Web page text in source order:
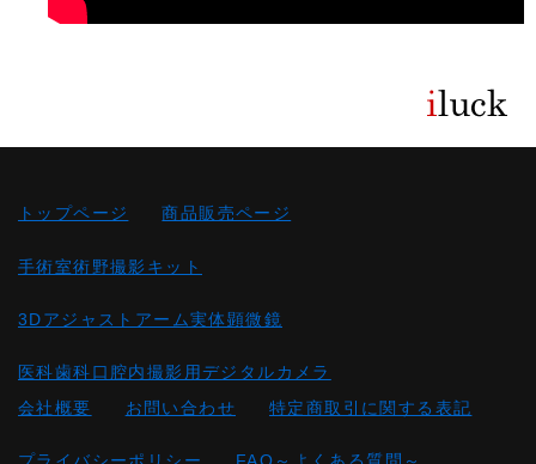
トップページ 商品販売ページ
手術室術野撮影キット
3Dアジャストアーム実体顕微鏡
医科歯科口腔内撮影用デジタルカメラ
会社概要
お問い合わせ 特定商取引に関する表記